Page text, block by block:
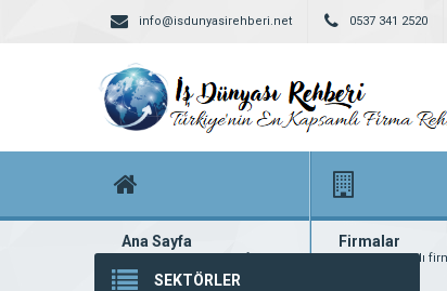
info@isdunyasirehberi.net 0537 341 2520
Ana Sayfa
Firma rehberi ana sayfanız
Firmalar
Yüzlerce kayıtlı
SEKTÖRLER